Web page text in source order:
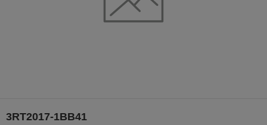
3RT2017-1BB41